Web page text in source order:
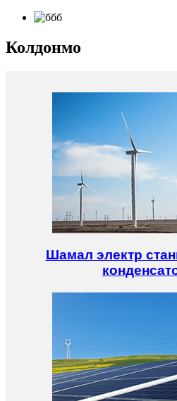
Колдонмо
Шамал электр